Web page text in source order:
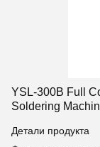
YSL-300B Full
Soldering
Детали продукта